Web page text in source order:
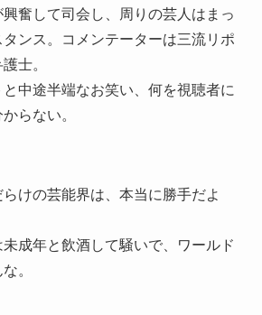
奮して司会し、周りの芸人はまっ
ンス。コメンテーターは三流リポ
士。
中途半端なお笑い、何を視聴者に
らない。
けの芸能界は、本当に勝手だよ
成年と飲酒して騒いで、ワールド
。